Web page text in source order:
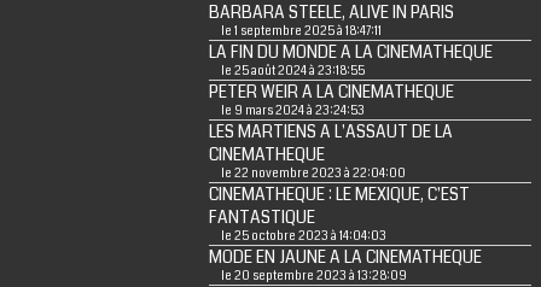
BARBARA STEELE, ALIVE IN PARIS
le 1 septembre 2025 à 18:47:11
LA FIN DU MONDE A LA CINEMATHEQUE
le 25 août 2024 à 23:18:55
PETER WEIR A LA CINEMATHEQUE
le 9 mars 2024 à 23:24:53
LES MARTIENS A L'ASSAUT DE LA
CINEMATHEQUE
le 22 novembre 2023 à 22:04:00
CINEMATHEQUE : LE MEXIQUE, C'EST
FANTASTIQUE
le 25 octobre 2023 à 14:04:03
MODE EN JAUNE A LA CINEMATHEQUE
le 20 septembre 2023 à 13:28:09